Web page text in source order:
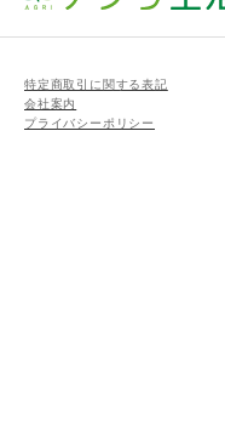
特定商取引に関する表記
会社案内
プライバシーポリシー